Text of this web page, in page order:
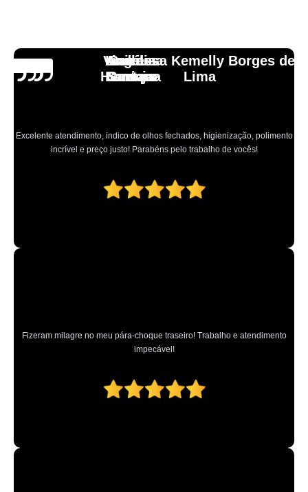
Angélica
Santana
Excelente atendimento, indico de olhos fechados, higienização, polimento
incrível e preço justo! Parabéns pelo trabalho de vocês!
Andressa Kemelly Borges de
Lima
Fizeram milagre no meu pára-choque traseiro! Trabalho e atendimento
impecável!
Carlos
Henrique
Vinicius
Laranja
Lourdes
Santoro